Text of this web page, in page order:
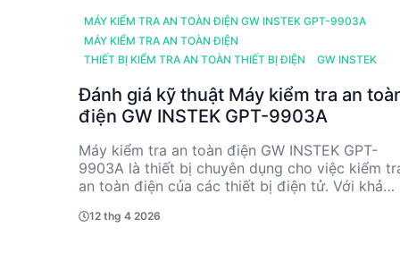
MÁY KIỂM TRA AN TOÀN ĐIỆN GW INSTEK GPT-9903A
MÁY KIỂM TRA AN TOÀN ĐIỆN
THIẾT BỊ KIỂM TRA AN TOÀN THIẾT BỊ ĐIỆN
GW INSTEK
Đánh giá kỹ thuật Máy kiểm tra an
điện GW INSTEK GPT-9903A
Máy kiểm tra an toàn điện GW INSTEK GPT-
9903A là thiết bị chuyên dụng cho việc kiểm
an toàn điện của các thiết bị điện tử. Với khả
với các tính năng đo cách điện và chức năng
12 thg 4 2026